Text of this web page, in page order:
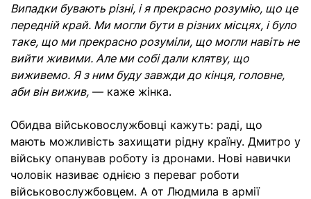
Випадки бувають різні, і я прекрасно розумію, що це
передній край. Ми могли бути в різних місцях, і було
таке, що ми прекрасно розуміли, що могли навіть не
вийти живими. Але ми собі дали клятву, що
виживемо. Я з ним буду завжди до кінця, головне,
аби він вижив, — каже жінка.
Обидва військовослужбовці кажуть: раді, що
мають можливість захищати рідну країну. Дмитро у
війську опанував роботу із дронами. Нові навички
чоловік називає однією з переваг роботи
військовослужбовцем. А от Людмила в армії